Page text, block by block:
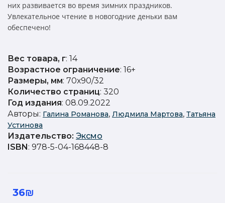
них развивается во время зимних праздников.
Увлекательное чтение в новогодние деньки вам
обеспечено!
Вес товара, г: 14
Возрастное ограничение: 16+
Размеры, мм: 70х90/32
Количество страниц: 320
Год издания: 08.09.2022
Авторы: Галина Романова, Людмила Мартова, Татьяна
Устинова
Издательство: Эксмо
ISBN : 978-5-04-168448-8
36₪